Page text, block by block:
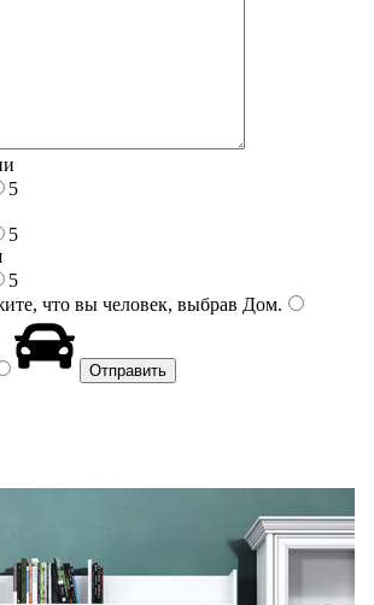
5
5
5
что вы человек, выбрав Дом.